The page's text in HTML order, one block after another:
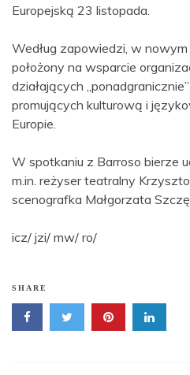
Europejską 23 listopada.
Według zapowiedzi, w
położony na wsparcie
działających
promujących kulturową i
Europie.
W spotkaniu z Barroso bierze
m.in. reżyser teatralny
scenografka Małgorzata
icz/ jzi/ mw/ ro/
SHARE